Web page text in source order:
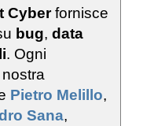
Cyberfornisce
bug, data
. Ogni
Pietro Melillo,
Sana,